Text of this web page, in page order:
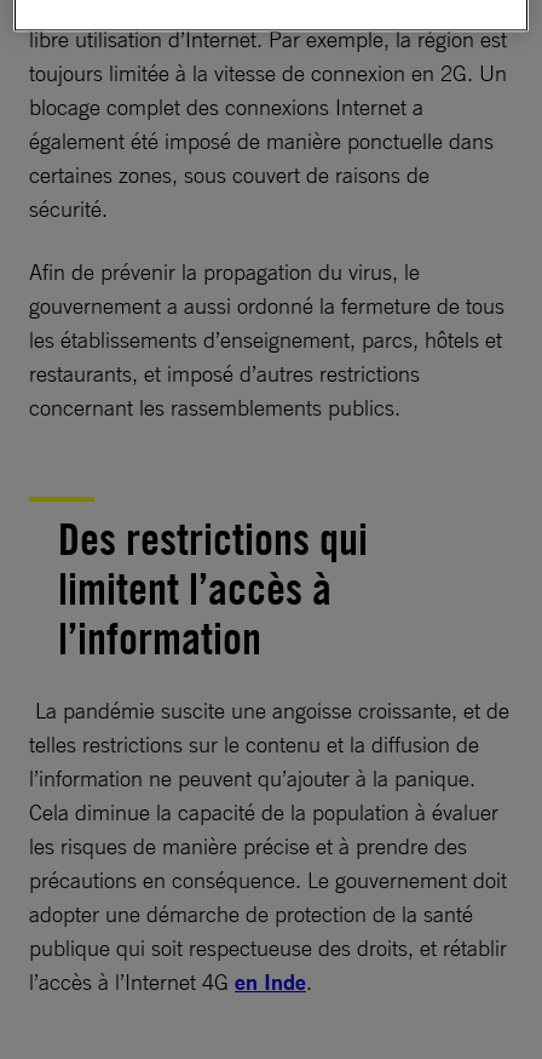
libre utilisation d’Internet. Par exemple, la région est
toujours limitée à la vitesse de connexion en 2G. Un
blocage complet des connexions Internet a
également été imposé de manière ponctuelle dans
certaines zones, sous couvert de raisons de
sécurité.
Afin de prévenir la propagation du virus, le
gouvernement a aussi ordonné la fermeture de tous
les établissements d’enseignement, parcs, hôtels et
restaurants, et imposé d’autres restrictions
concernant les rassemblements publics.
Des restrictions qui
limitent l’accès à
l’information
La pandémie suscite une angoisse croissante, et de
telles restrictions sur le contenu et la diffusion de
l’information ne peuvent qu’ajouter à la panique.
Cela diminue la capacité de la population à évaluer
les risques de manière précise et à prendre des
précautions en conséquence. Le gouvernement doit
adopter une démarche de protection de la santé
publique qui soit respectueuse des droits, et rétablir
l’accès à l’Internet 4G en Inde.